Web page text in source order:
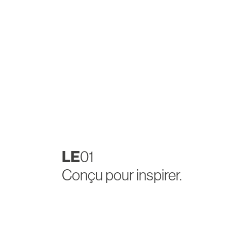
LE01
Conçu pour inspirer.